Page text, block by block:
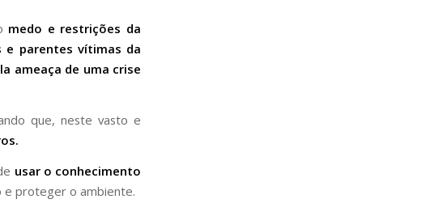
medo e restrições da
e parentes vítimas da
ameaça de uma crise
que, neste vasto e
usar o conhecimento
e proteger o ambiente.